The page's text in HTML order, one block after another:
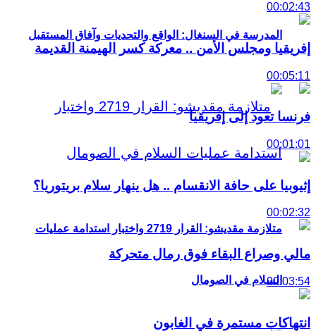
المدرسة في السنغال: الواقع والتحديات وآفاق المستقبل
متلازمة مقديشو: القرار 2719 واختبار استدامة عمليات
السلام في الصومال
00:02:43
إفريقيا ومجلس الأمن .. معركة كسر الهيمنة القديمة
00:05:11
فرنسا تعود إلى إفريقيا
00:01:01
إثيوبيا على حافة الانقسام .. هل ينهار سلام بريتوريا؟
00:02:32
مالي وصراع البقاء فوق رمال متحركة
00:03:54
انتهاكات مستمرة في الغابون